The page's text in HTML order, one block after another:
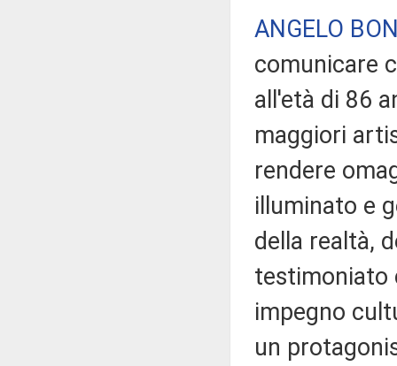
ANGELO
comunicare
all'età di 86
maggiori
rendere
illuminato e
della realtà,
testimoniato
impegno
un